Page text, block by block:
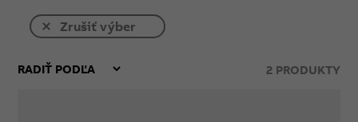
Zrušiť výber
2PRODUKTY